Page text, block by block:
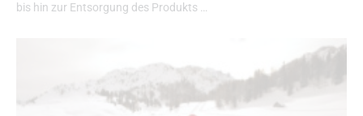
bis hin zur Entsorgung des Produkts …